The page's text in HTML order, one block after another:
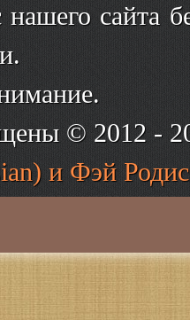
сайта
© 2012 -
и Фэй